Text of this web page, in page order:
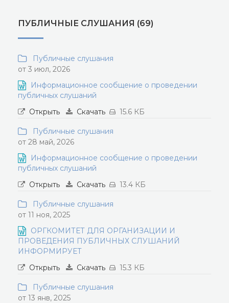
ПУБЛИЧНЫЕ СЛУШАНИЯ (69)
Публичные слушания
от 3 июл, 2026
Информационное сообщение о проведении
публичных слушаний
Открыть
Скачать 15.6 КБ
Публичные слушания
от 28 май, 2026
Информационное сообщение о проведении
публичных слушаний
Открыть
Скачать 13.4 КБ
Публичные слушания
от 11 ноя, 2025
ОРГКОМИТЕТ ДЛЯ ОРГАНИЗАЦИИ И
ПРОВЕДЕНИЯ ПУБЛИЧНЫХ СЛУШАНИЙ
ИНФОРМИРУЕТ
Открыть
Скачать 15.3 КБ
Публичные слушания
от 13 янв, 2025